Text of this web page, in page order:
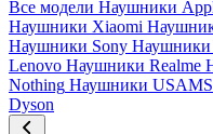
Все модели Наушники
Наушники Xiaomi
Наушники Sony Наушники
Lenovo Наушники Realme
Nothing Наушники USAMS
Dyson